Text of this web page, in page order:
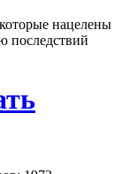
нацелены
последствий